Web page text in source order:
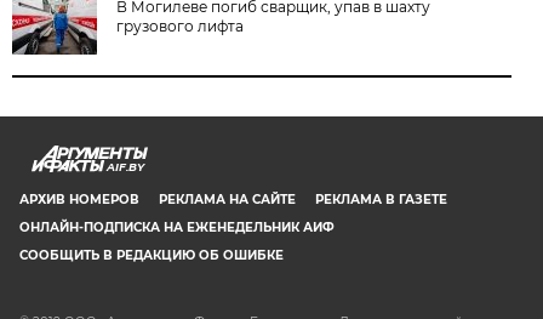
В Могилеве погиб сварщик, упав в шахту
грузового лифта
AIF.BY
АРХИВ НОМЕРОВ РЕКЛАМА НА САЙТЕ
РЕКЛАМА В ГАЗЕТЕ
ОНЛАЙН-ПОДПИСКА НА ЕЖЕНЕДЕЛЬНИК АИФ
СООБЩИТЬ В РЕДАКЦИЮ ОБ ОШИБКЕ